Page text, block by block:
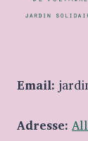
Email:
Adresse: